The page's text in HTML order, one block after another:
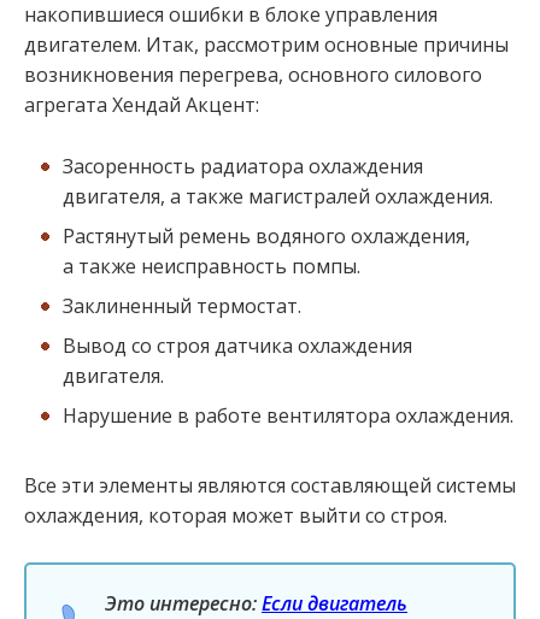
накопившиеся ошибки в блоке управления
двигателем. Итак, рассмотрим основные причины
возникновения перегрева, основного силового
агрегата Хендай Акцент:
Засоренность радиатора охлаждения
двигателя, а также магистралей охлаждения.
Растянутый ремень водяного охлаждения,
а также неисправность помпы.
Заклиненный термостат.
Вывод со строя датчика охлаждения
двигателя.
Нарушение в работе вентилятора охлаждения.
Все эти элементы являются составляющей системы
охлаждения, которая может выйти со строя.
Это интересно:Если двигатель